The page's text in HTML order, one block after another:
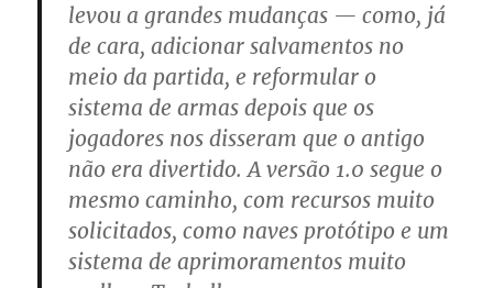
levou a grandes mudanças — como, já
de cara, adicionar salvamentos no
meio da partida, e reformular o
sistema de armas depois que os
jogadores nos disseram que o antigo
não era divertido. A versão 1.0 segue o
mesmo caminho, com recursos muito
solicitados, como naves protótipo e um
sistema de aprimoramentos muito